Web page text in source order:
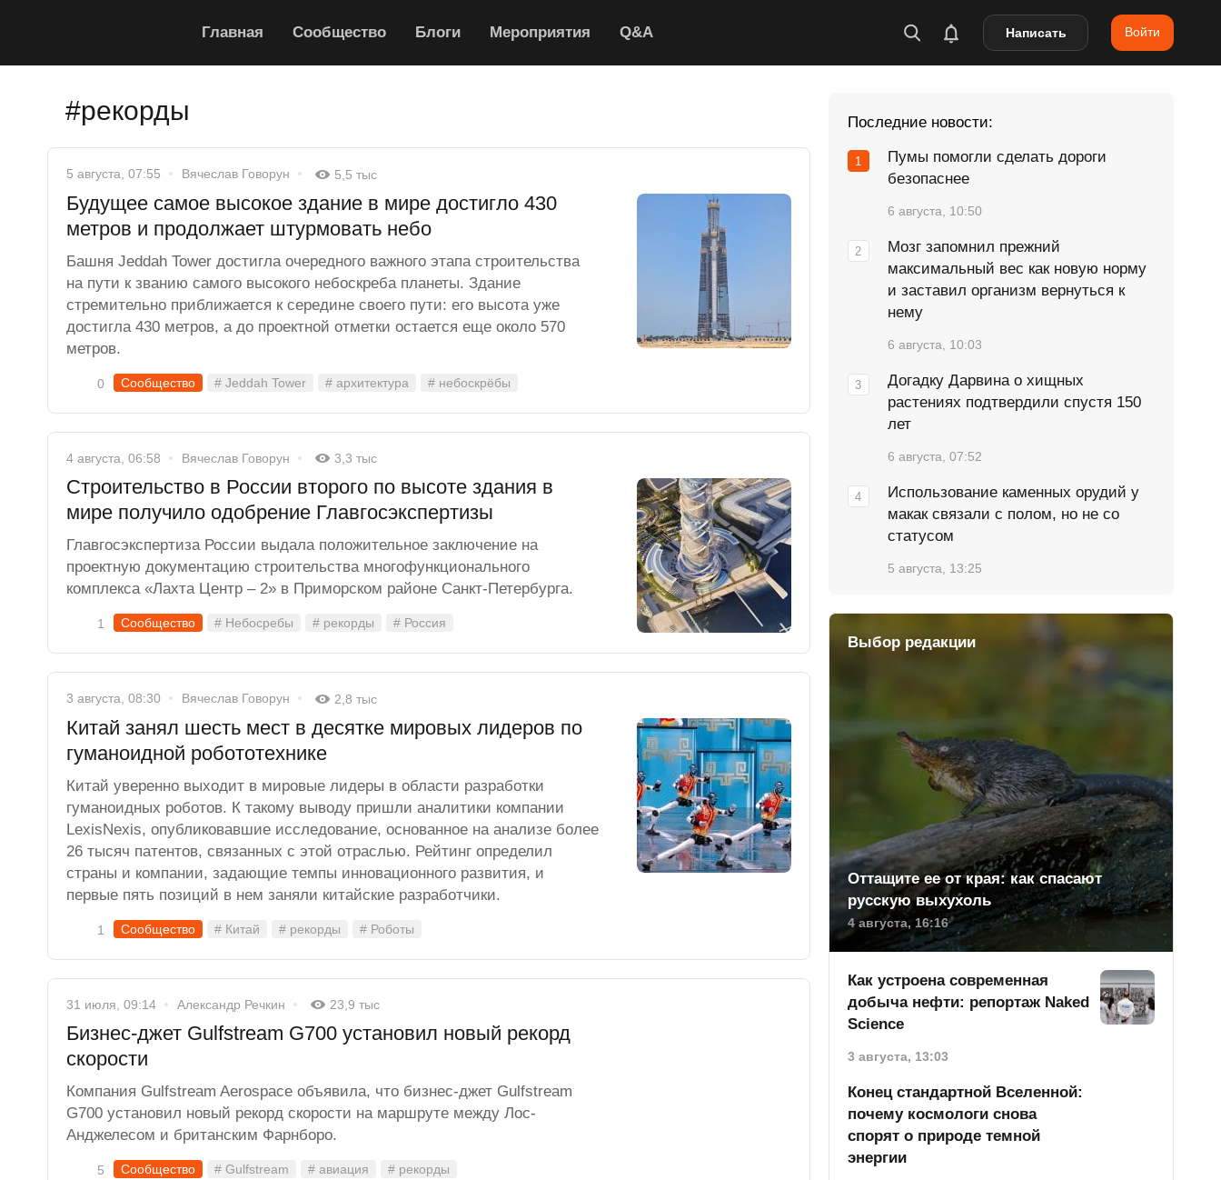
Главная Сообщество Блоги Мероприятия Q&A Написать Войти
#рекорды
5 августа, 07:55 Вячеслав Говорун 5,5 тыс
Будущее самое высокое здание в мире достигло 430
метров и продолжает штурмовать небо
Башня Jeddah Tower достигла очередного важного этапа строительства
на пути к званию самого высокого небоскреба планеты. Здание
стремительно приближается к середине своего пути: его высота уже
достигла 430 метров, а до проектной отметки остается еще около 570
метров.
0 Сообщество # Jeddah Tower # архитектура # небоскрёбы
4 августа, 06:58 Вячеслав Говорун 3,3 тыс
Строительство в России второго по высоте здания в
мире получило одобрение Главгосэкспертизы
Главгосэкспертиза России выдала положительное заключение на
проектную документацию строительства многофункционального
комплекса «Лахта Центр – 2» в Приморском районе Санкт-Петербурга.
1 Сообщество # Небосребы # рекорды # Россия
3 августа, 08:30 Вячеслав Говорун 2,8 тыс
Китай занял шесть мест в десятке мировых лидеров по
гуманоидной робототехнике
Китай уверенно выходит в мировые лидеры в области разработки
гуманоидных роботов. К такому выводу пришли аналитики компании
LexisNexis, опубликовавшие исследование, основанное на анализе более
26 тысяч патентов, связанных с этой отраслью. Рейтинг определил
страны и компании, задающие темпы инновационного развития, и
первые пять позиций в нем заняли китайские разработчики.
1 Сообщество # Китай # рекорды # Роботы
31 июля, 09:14 Александр Речкин 23,9 тыс
Бизнес-джет Gulfstream G700 установил новый рекорд
скорости
Компания Gulfstream Aerospace объявила, что бизнес-джет Gulfstream
G700 установил новый рекорд скорости на маршруте между Лос-
Анджелесом и британским Фарнборо.
5 Сообщество # Gulfstream # авиация # рекорды
Последние новости:
Пумы помогли сделать дороги
безопаснее
6 августа, 10:50
Мозг запомнил прежний
максимальный вес как новую норму
и заставил организм вернуться к
нему
6 августа, 10:03
Догадку Дарвина о хищных
растениях подтвердили спустя 150
лет
6 августа, 07:52
Использование каменных орудий у
макак связали с полом, но не со
статусом
5 августа, 13:25
Выбор редакции
Оттащите ее от края: как спасают
русскую выхухоль
4 августа, 16:16
Как устроена современная
добыча нефти: репортаж Naked
Science
3 августа, 13:03
Конец стандартной Вселенной:
почему космологи снова
спорят о природе темной
энергии